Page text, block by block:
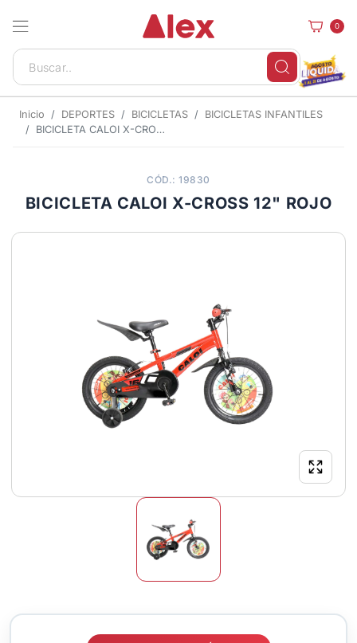
0
Inicio DEPORTES BICICLETAS
BICICLETAS INFANTILES
BICICLETA CALOI X-CROSS 12" ROJO
CÓD.: 19830
BICICLETA CALOI X-CROSS 12" ROJO